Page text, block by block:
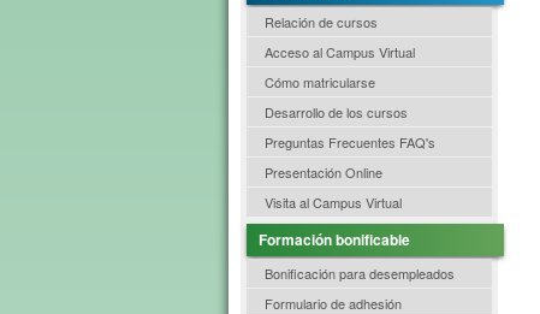
Relación de cursos
Acceso al Campus Virtual
Cómo matricularse
Desarrollo de los cursos
Preguntas Frecuentes FAQ's
Presentación Online
Visita al Campus Virtual
Formación bonificable
Bonificación para desempleados
Formulario de adhesión